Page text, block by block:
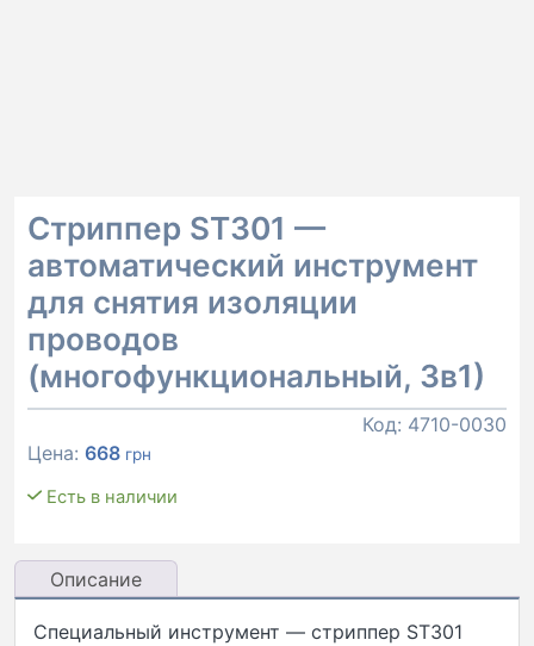
Стриппер ST301 —
автоматический инструмент
для снятия изоляции
проводов
(многофункциональный, 3в1)
Код: 4710-0030
Цена:668 грн
Есть в наличии
Описание
Специальный инструмент — стриппер ST301